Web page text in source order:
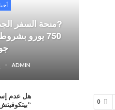
0
?منحة السفر
ADMIN
هل عدم